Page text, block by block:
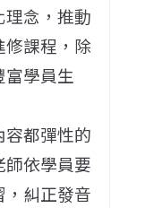
念，推動
課程，除
學員生
都彈性的
師依學員要
糾正發音